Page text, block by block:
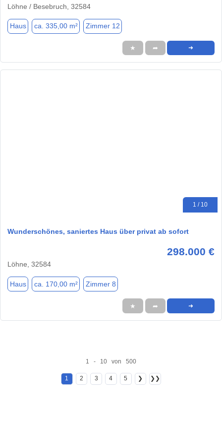
Löhne / Besebruch, 32584
Haus ca. 335,00 m² Zimmer 12
★ ➦ ➜
1 / 10
Wunderschönes, saniertes Haus über privat ab sofort
298.000 €
Löhne, 32584
Haus ca. 170,00 m² Zimmer 8
★ ➦ ➜
1 - 10 von 500
1 2 3 4 5 ❯ ❯❯